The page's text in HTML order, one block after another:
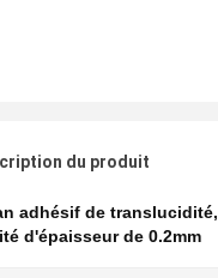
du produit
adhésif de translucidité,
d'épaisseur de 0.2mm